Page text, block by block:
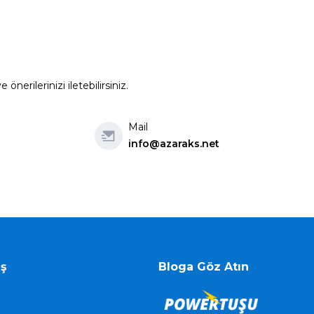
önerilerinizi iletebilirsiniz.
Mail
info@azaraks.net
Bloga Göz Atın